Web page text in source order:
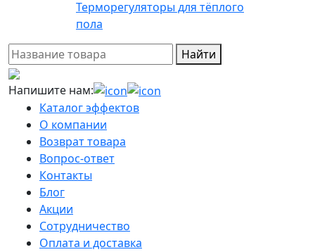
Терморегуляторы для тёплого
пола
Найти
Напишите нам:
Каталог эффектов
О компании
Возврат товара
Вопрос-ответ
Контакты
Блог
Акции
Сотрудничество
Оплата и доставка